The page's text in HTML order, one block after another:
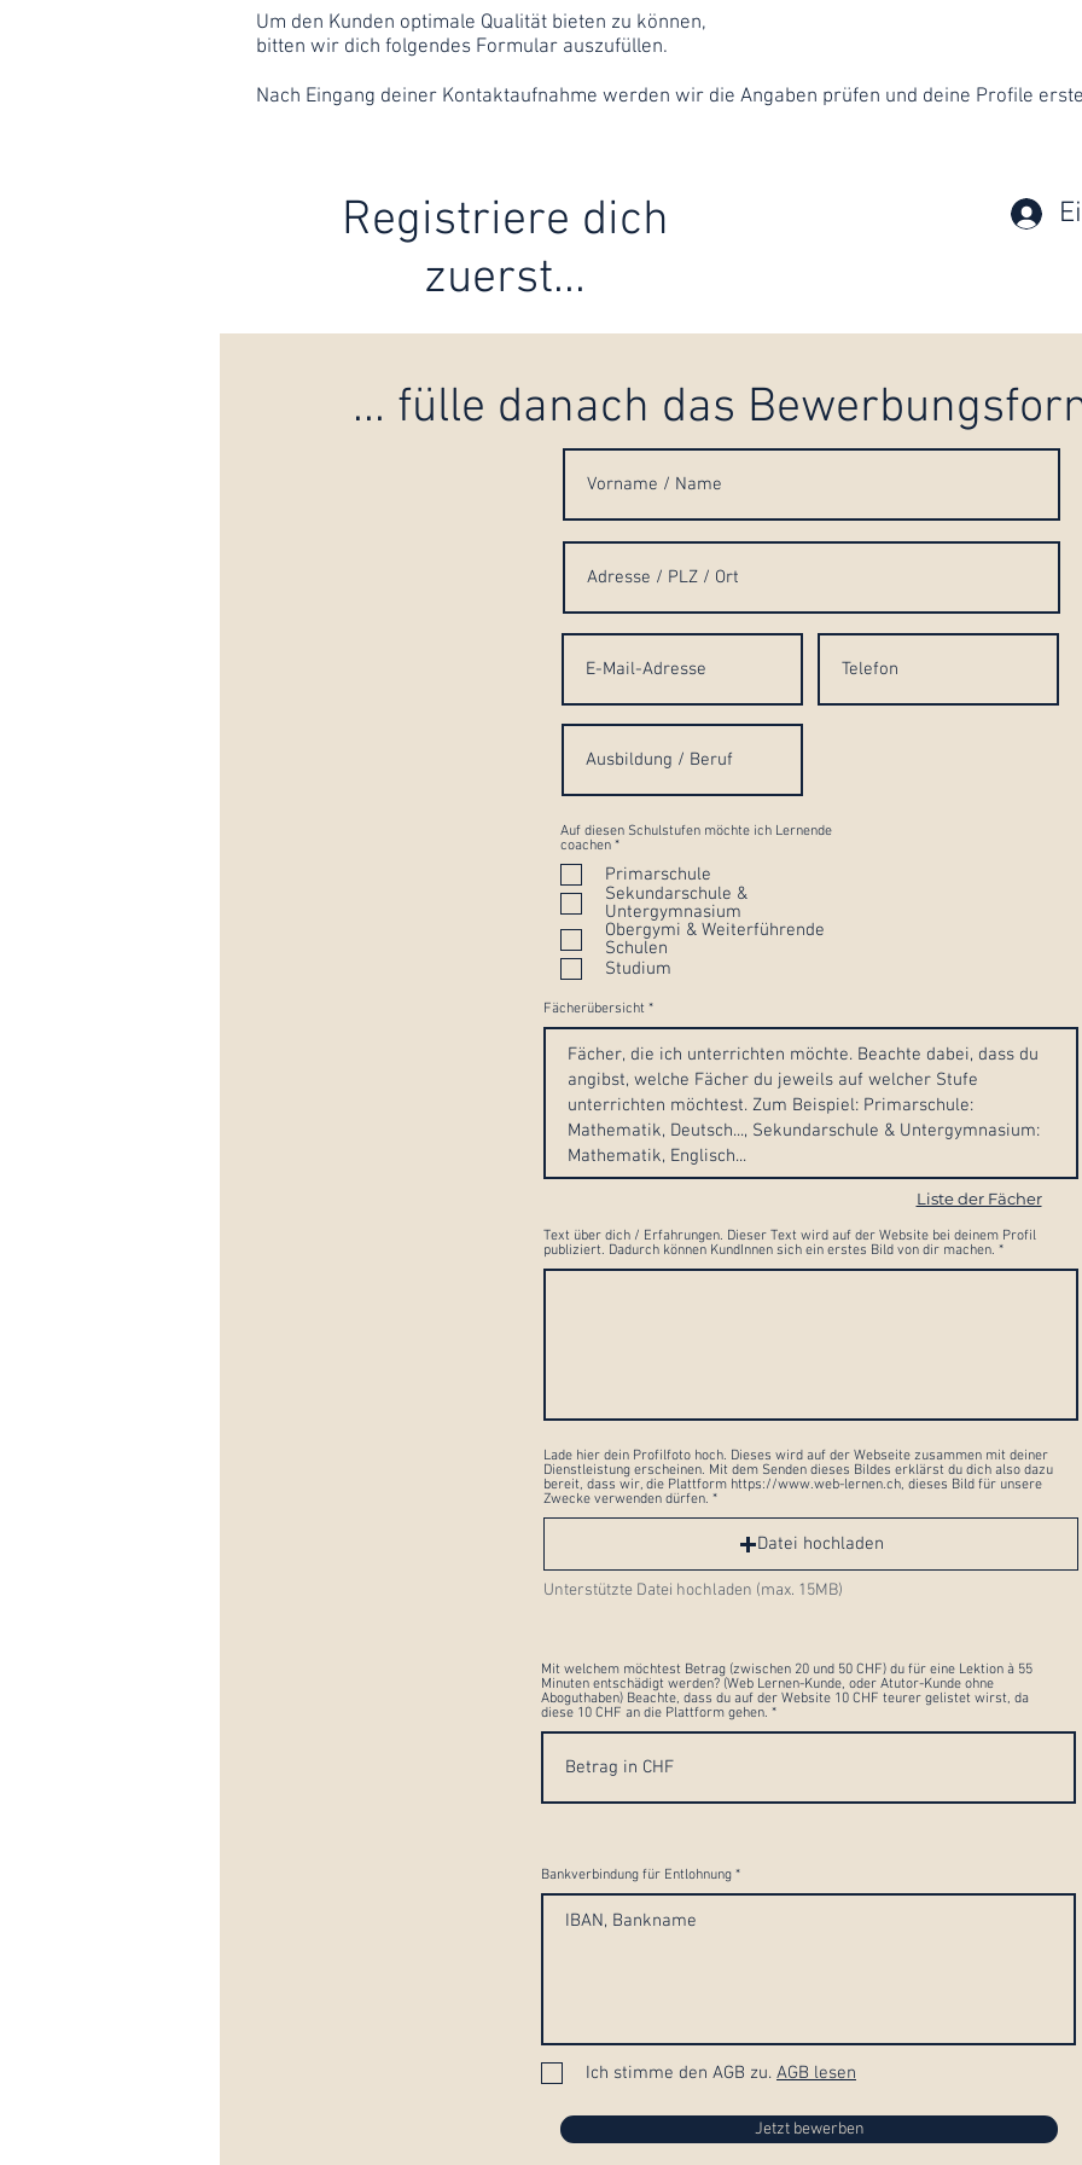
Um den Kunden optimale Qualität bieten zu können,
bitten wir dich folgendes Formular auszufüllen.
Nach Eingang deiner Kontaktaufnahme werden wir die Angaben prüfen und deine Profile
Registriere dich
zuerst...
... fülle danach das
Auf diesen Schulstufen möchte ich Lernende
coachen *P
l
i
c
h
t
f
e
l
Primarschule
Sekundarschule &
Untergymnasium
Obergymi & Weiterführende
Schulen
Studium
Fächerübersicht
Liste der Fächer
Text über dich / Erfahrungen. Dieser Text wird auf der Website bei deinem Profil
publiziert. Dadurch können KundInnen sich ein erstes Bild von dir machen.
Lade hier dein Profilfoto hoch. Dieses wird auf der Webseite zusammen mit deiner
Dienstleistung erscheinen. Mit dem Senden dieses Bildes erklärst du dich also dazu
bereit, dass wir, die Plattform https://www.web-lernen.ch, dieses Bild für unsere
Zwecke verwenden dürfen.
Datei hochladen
Unterstützte Datei hochladen (max. 15MB)
Mit welchem möchtest Betrag (zwischen 20 und 50 CHF) du für eine Lektion à 55
Minuten entschädigt werden? (Web Lernen-Kunde, oder Atutor-Kunde ohne
Aboguthaben) Beachte, dass du auf der Website 10 CHF teurer gelistet wirst, da
diese 10 CHF an die Plattform gehen.
Bankverbindung für Entlohnung
Ich stimme den AGB zu. AGB lesen
Jetzt bewerben